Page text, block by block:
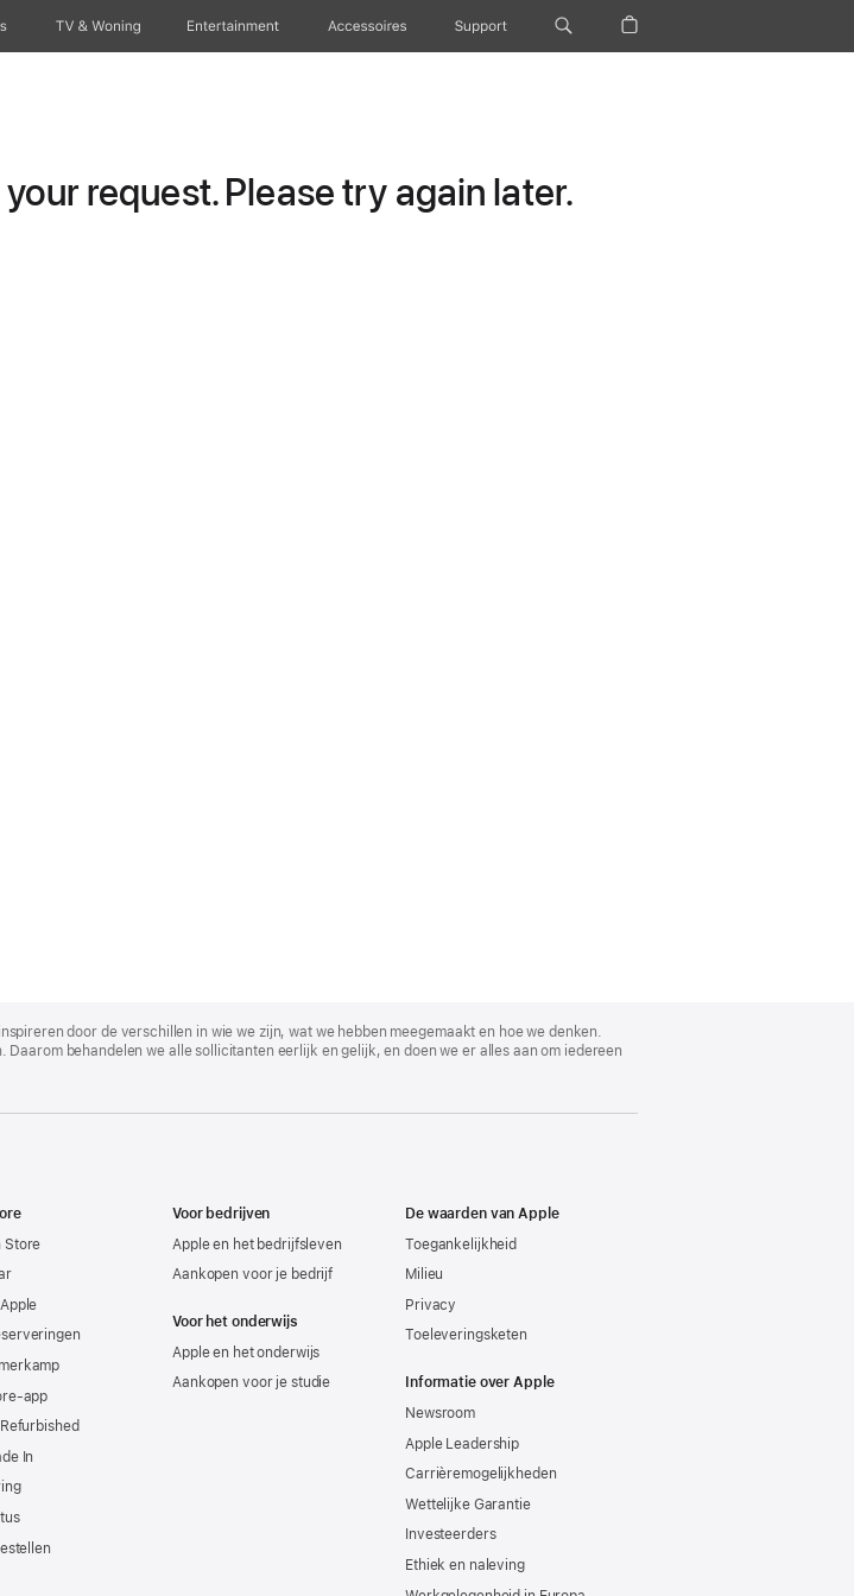
TV & Woning Entertainment Accessoires Support
request. Please try again later.
door de verschillen in wie we zijn, wat we hebben meegemaakt en hoe we denken.
behandelen we alle sollicitanten eerlijk en gelijk, en doen we er alles aan om iedereen
Store
app
In
Voor bedrijven
Apple en het bedrijfsleven
Aankopen voor je bedrijf
Voor het onderwijs
Apple en het onderwijs
Aankopen voor je studie
De waarden van Apple
Toegankelijkheid
Milieu
Privacy
Toeleveringsketen
Informatie over Apple
Newsroom
Apple Leadership
Carrièremogelijkheden
Wettelijke Garantie
Investeerders
Ethiek en naleving